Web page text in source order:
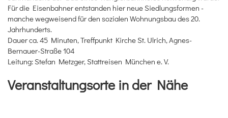
Für die Eisenbahner entstanden hier neue Siedlungsformen -
manche wegweisend für den sozialen Wohnungsbau des 20.
Jahrhunderts.
Dauer ca. 45 Minuten, Treffpunkt Kirche St. Ulrich, Agnes-
Bernauer-Straße 104
Leitung: Stefan Metzger, Stattreisen München e. V.
Veranstaltungsorte in der Nähe